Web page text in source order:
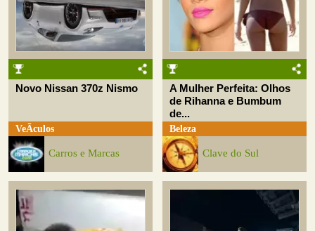
Novo Nissan 370z Nismo
VeÃ­culos
Carros e Marcas
A Mulher Perfeita: Olhos
de Rihanna e Bumbum
de...
Beleza
Clave do Sul